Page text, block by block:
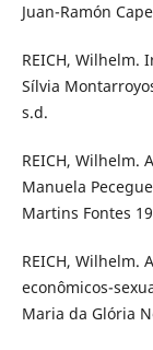
Juan-Ramón
REICH, Wilhelm.
Sílvia
s.d.
REICH, Wilhelm.
Manuela
Martins Fontes
REICH, Wilhelm.
econômicos-
Maria da Glória